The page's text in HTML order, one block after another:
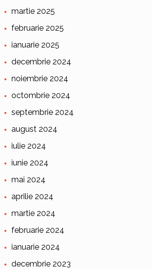
martie 2025
februarie 2025
ianuarie 2025
decembrie 2024
noiembrie 2024
octombrie 2024
septembrie 2024
august 2024
iulie 2024
iunie 2024
mai 2024
aprilie 2024
martie 2024
februarie 2024
ianuarie 2024
decembrie 2023